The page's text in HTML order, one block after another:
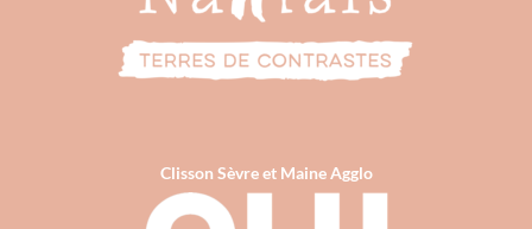
Clisson Sèvre et Maine Agglo